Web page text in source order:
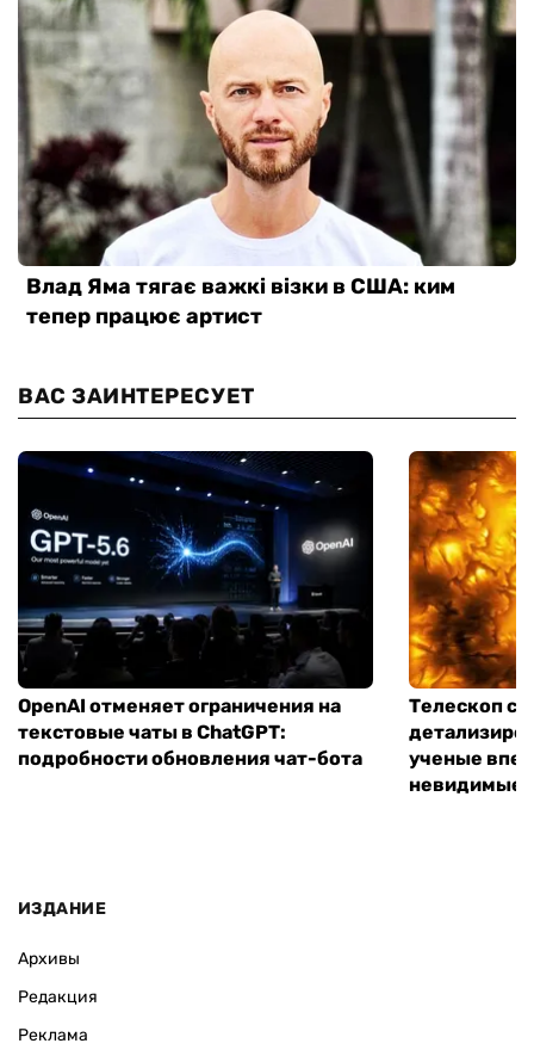
ВАС ЗАИНТЕРЕСУЕТ
OpenAI отменяет ограничения на
текстовые чаты в ChatGPT:
подробности обновления чат-бота
Телескоп
ученые
невидимые
ИЗДАНИЕ
Архивы
Редакция
Реклама